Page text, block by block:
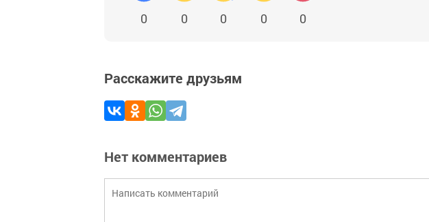
0 0 0 0 0
Расскажите друзьям
Нет комментариев